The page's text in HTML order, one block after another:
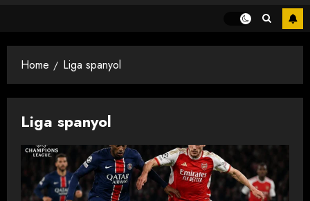
Home Liga spanyol
Liga spanyol